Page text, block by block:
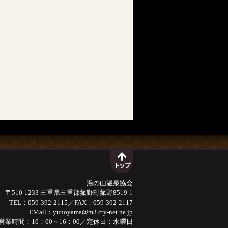
湯の山温泉協会
〒510-1233 三重県三重郡菰野町菰野8519-1
TEL：059-392-2115／FAX：059-392-2117
EMail： yunoyama@m3.cty-net.ne.jp
業時間：10：00～16：00／定休日：水曜日